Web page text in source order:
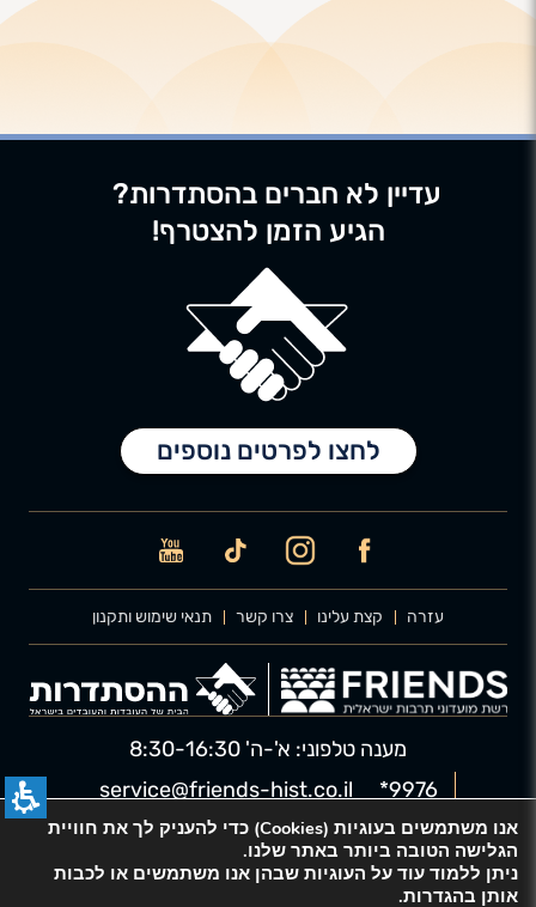
עדיין לא חברים בהסתדרות?
הגיע הזמן להצטרף!
לחצו לפרטים נוספים
ICON
ICON
ICON
ICON
עזרה קצת עלינו צרו קשר תנאי שימוש ותקנון
service@friends-hist.co.il 9976*
מענה טלפוני: א'-ה' 8:30-16:30
אפיון ועיצוב מחדש: חברת FRIENDS |
אנו משתמשים בעוגיות (Cookies) כדי להעניק לך את חוויית
הגלישה הטובה ביותר באתר שלנו.
ניתן ללמוד עוד על העוגיות שבהן אנו משתמשים או לכבות
אותן בהגדרות.